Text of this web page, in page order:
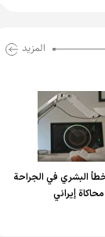
المزید
في الجراحة
إيراني